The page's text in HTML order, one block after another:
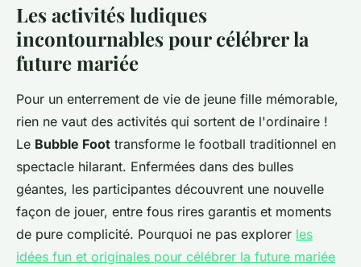
Les activités ludiques
incontournables pour célébrer la
future mariée
Pour un enterrement de vie de jeune fille mémorable,
rien ne vaut des activités qui sortent de l'ordinaire !
Le Bubble Foot transforme le football traditionnel en
spectacle hilarant. Enfermées dans des bulles
géantes, les participantes découvrent une nouvelle
façon de jouer, entre fous rires garantis et moments
de pure complicité. Pourquoi ne pas explorer les
idées fun et originales pour célébrer la future mariée